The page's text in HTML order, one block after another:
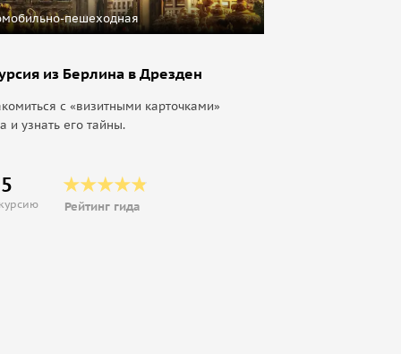
пешеходная
из Берлина в Дрезден
с «визитными карточками»
и узнать его тайны.
Рейтинг гида